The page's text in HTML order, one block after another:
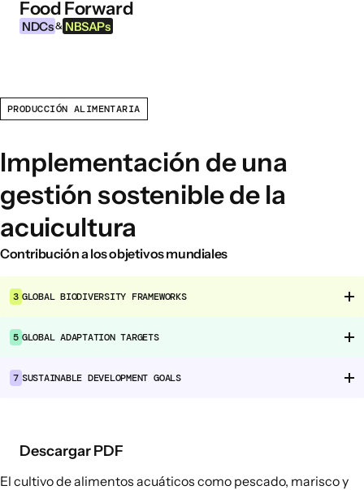
Ir al contenido
Food Forward
NDCs & NBSAPs
INFORMACIÓN
Acerca de esta herramienta
¿Qué son los NDCs?
¿Qué son las NBSAPs?
Por qué actuar sobre la agricultura y los
sistemas alimentarios
ÁREAS DE INTERVENCIÓN ALIMENTARIA
Gobernanza alimentaria
Cadenas de suministro alimentario
EXPLORAR
Opciones políticas en agricultura y
PRODUCCIÓN ALIMENTARIA
Implementación de una
gestión sostenible de la
acuicultura
Contribución a los objetivos mundiales
3 GLOBAL BIODIVERSITY FRAMEWORKS
5 GLOBAL ADAPTATION TARGETS
7 SUSTAINABLE DEVELOPMENT GOALS
Descargar PDF
El cultivo de alimentos acuáticos como pescado, marisco y